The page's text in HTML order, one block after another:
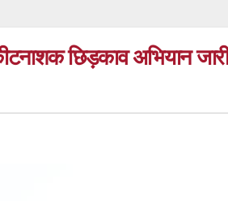
छिड़काव अभियान जारी